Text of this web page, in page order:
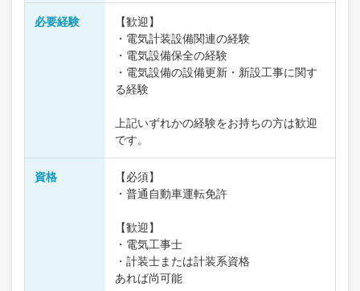
必要経験
【歓迎】
・電気計装設備関連の経験
・電気設備保全の経験
・電気設備の設備更新・新設工事に関す
る経験
上記いずれかの経験をお持ちの方は歓迎
です。
資格
【必須】
・普通自動車運転免許
【歓迎】
・電気工事士
・計装士または計装系資格
あれば尚可能